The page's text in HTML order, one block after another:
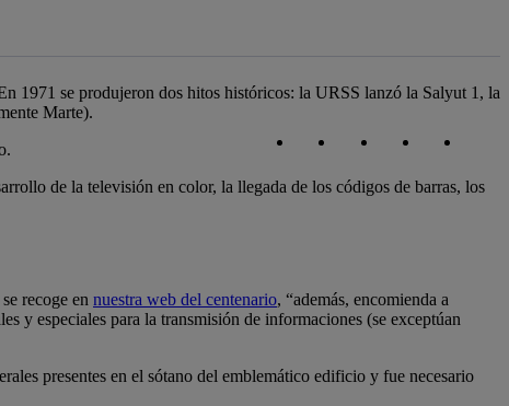
1971 se produjeron dos hitos históricos: la URSS lanzó la Salyut 1, la
Marte).
de la televisión en color, la llegada de los códigos de barras, los
recoge en nuestra web del centenario, “además, encomienda a
y especiales para la transmisión de informaciones (se exceptúan
presentes en el sótano del emblemático edificio y fue necesario